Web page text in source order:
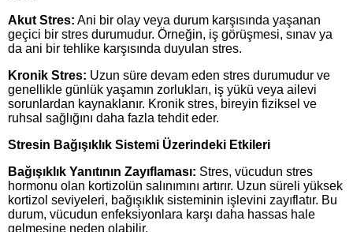
Akut Stres: Ani bir olay veya durum karşısında yaşanan
geçici bir stres durumudur. Örneğin, iş görüşmesi, sınav ya
da ani bir tehlike karşısında duyulan stres.
Kronik Stres: Uzun süre devam eden stres durumudur ve
genellikle günlük yaşamın zorlukları, iş yükü veya ailevi
sorunlardan kaynaklanır. Kronik stres, bireyin fiziksel ve
ruhsal sağlığını daha fazla tehdit eder.
Stresin Bağışıklık Sistemi Üzerindeki Etkileri
Bağışıklık Yanıtının Zayıflaması: Stres, vücudun stres
hormonu olan kortizolün salınımını artırır. Uzun süreli yüksek
kortizol seviyeleri, bağışıklık sisteminin işlevini zayıflatır. Bu
durum, vücudun enfeksiyonlara karşı daha hassas hale
gelmesine neden olabilir.